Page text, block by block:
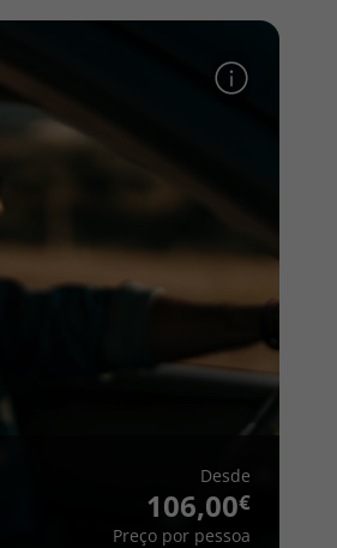
Desde
106,00
Preço por pessoa